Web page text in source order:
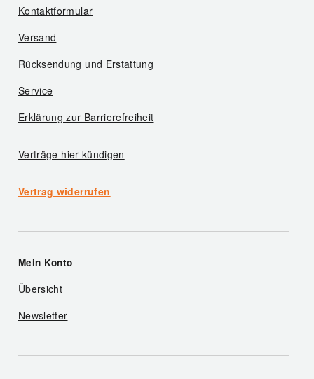
Kontaktformular
Versand
Rücksendung und Erstattung
Service
Erklärung zur Barrierefreiheit
Verträge hier kündigen
Vertrag widerrufen
Mein Konto
Übersicht
Newsletter